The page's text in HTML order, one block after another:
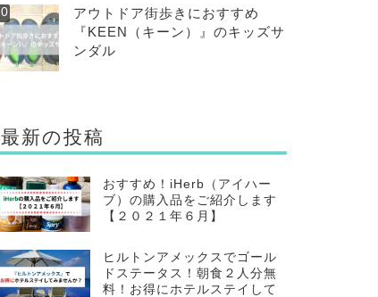
アウトドア街歩きにおすすめ
『KEEN（キーン）』のキッズサ
ンダル
最新の投稿
おすすめ！iHerb（アイハー
ブ）の購入品をご紹介します
【２０２１年６月】
ヒルトンアメックスでゴール
ドステータス！朝食２人分無
料！お得にホテルステイして